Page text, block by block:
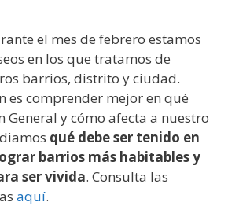
el mes de febrero estamos
en los que tratamos de
barrios, distrito y ciudad.
es comprender mejor en qué
General y cómo afecta a nuestro
qué debe ser tenido en
barrios más habitables y
ser vivida. Consulta las
aquí.